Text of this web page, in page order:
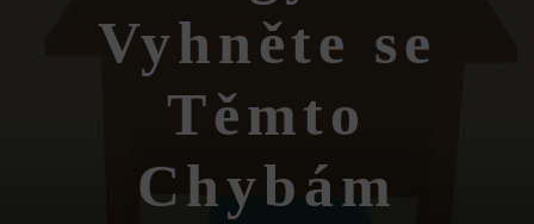
Vyhněte se
Těmto
Chybám